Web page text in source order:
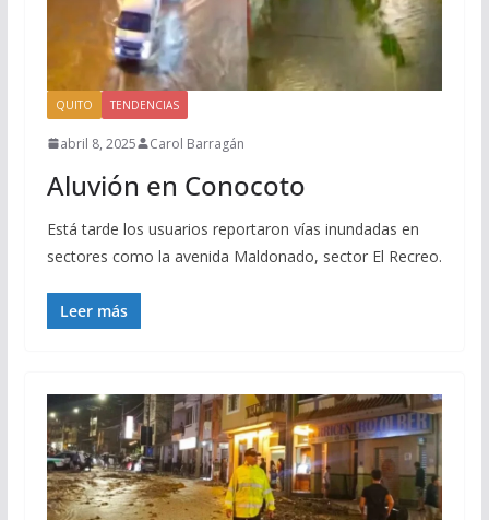
QUITO TENDENCIAS
abril 8, 2025 Carol Barragán
Aluvión en Conocoto
Está tarde los usuarios reportaron vías inundadas en
sectores como la avenida Maldonado, sector El Recreo.
Leer más